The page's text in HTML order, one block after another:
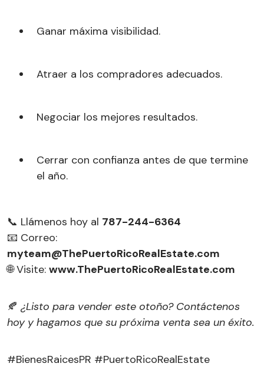
Ganar máxima visibilidad.
Atraer a los compradores adecuados.
Negociar los mejores resultados.
Cerrar con confianza antes de que termine
el año.
📞 Llámenos hoy al 787-244-6364
📧 Correo:
myteam@ThePuertoRicoRealEstate.com
🌐 Visite: www.ThePuertoRicoRealEstate.com
🍂 ¿Listo para vender este otoño? Contáctenos
hoy y hagamos que su próxima venta sea un éxito.
#BienesRaicesPR #PuertoRicoRealEstate